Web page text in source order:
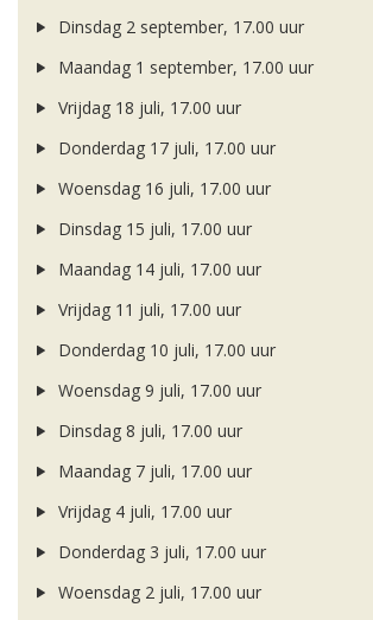
Dinsdag 2 september, 17.00 uur
Maandag 1 september, 17.00 uur
Vrijdag 18 juli, 17.00 uur
Donderdag 17 juli, 17.00 uur
Woensdag 16 juli, 17.00 uur
Dinsdag 15 juli, 17.00 uur
Maandag 14 juli, 17.00 uur
Vrijdag 11 juli, 17.00 uur
Donderdag 10 juli, 17.00 uur
Woensdag 9 juli, 17.00 uur
Dinsdag 8 juli, 17.00 uur
Maandag 7 juli, 17.00 uur
Vrijdag 4 juli, 17.00 uur
Donderdag 3 juli, 17.00 uur
Woensdag 2 juli, 17.00 uur